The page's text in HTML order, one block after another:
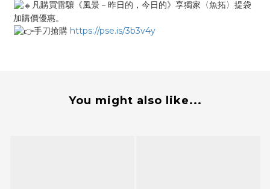
凡購買雷驤《風景－昨日的，今日的》享獨家〈魚拓〉提袋
加購價優惠。​
手刀搶購 https://pse.is/3b3v4y
You might also like...